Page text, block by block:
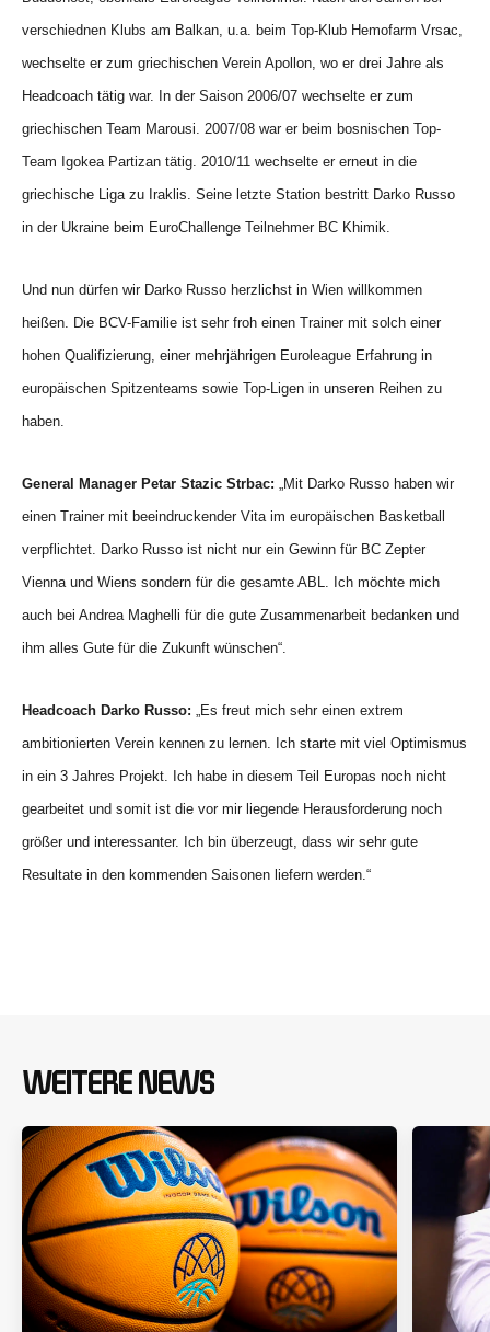
verschiednen Klubs am Balkan, u.a. beim Top-Klub Hemofarm Vrsac,
wechselte er zum griechischen Verein Apollon, wo er drei Jahre als
Headcoach tätig war. In der Saison 2006/07 wechselte er zum
griechischen Team Marousi. 2007/08 war er beim bosnischen Top-
Team Igokea Partizan tätig. 2010/11 wechselte er erneut in die
griechische Liga zu Iraklis. Seine letzte Station bestritt Darko Russo
in der Ukraine beim EuroChallenge Teilnehmer BC Khimik.
Und nun dürfen wir Darko Russo herzlichst in Wien willkommen
heißen. Die BCV-Familie ist sehr froh einen Trainer mit solch einer
hohen Qualifizierung, einer mehrjährigen Euroleague Erfahrung in
europäischen Spitzenteams sowie Top-Ligen in unseren Reihen zu
haben.
General Manager Petar Stazic Strbac: „Mit Darko Russo haben wir
einen Trainer mit beeindruckender Vita im europäischen Basketball
verpflichtet. Darko Russo ist nicht nur ein Gewinn für BC Zepter
Vienna und Wiens sondern für die gesamte ABL. Ich möchte mich
auch bei Andrea Maghelli für die gute Zusammenarbeit bedanken und
ihm alles Gute für die Zukunft wünschen“.
Headcoach Darko Russo: „Es freut mich sehr einen extrem
ambitionierten Verein kennen zu lernen. Ich starte mit viel Optimismus
in ein 3 Jahres Projekt. Ich habe in diesem Teil Europas noch nicht
gearbeitet und somit ist die vor mir liegende Herausforderung noch
größer und interessanter. Ich bin überzeugt, dass wir sehr gute
Resultate in den kommenden Saisonen liefern werden.“
WEITERE NEWS